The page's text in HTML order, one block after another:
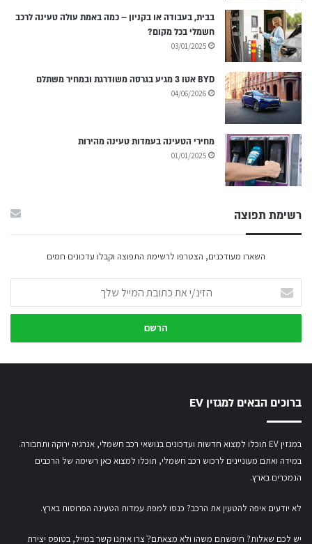
בבית, בעבודה או בקניון – כמה באמת עולה טעינה לרכב
חשמלי בכל מקום?
03/01/2025
BYD אטו 3 מגיע בגרסה משודרגת ובמחיר משתלם
04/06/2026
מחירי הטעינה בעמדות טעינה מהירות
01/01/2025
רשימת תפוצה
השארו מעודכנים, הצטרפו לרשימת התפוצה וקבלו עדכונים חמים
את
כתובת
שלך
ברוכים הבאים למגזין EV
במגזין EV תוכלו למצוא חדשות ועדכונים בנושאי רכב חשמלי, אנרגיה ירוקה ותחבורה.
במידה ואתם מעוניינים לרכוש רכב חשמלי, תוכלו למצוא כאן רשימה של הרכבים
הנמכרים בארץ.
לא יודעים איפה להטעין את הרכב? כנסו למפת עמדות הטעינה הפרוסות בארץ.
יש לכם שאלות? חיפשתם משהו ולא מצאתם?ֿ צרו איתנו קשר במייל, בטופס יצירת